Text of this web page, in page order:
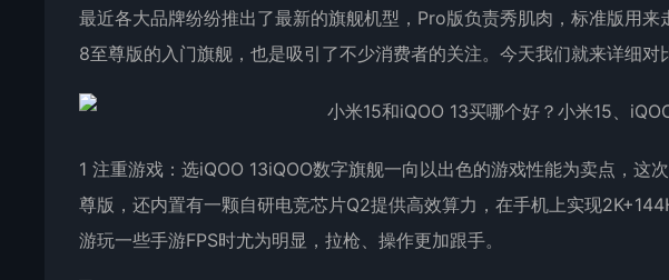
最近各大品牌纷纷推出了最新的旗舰机型，Pro版负责秀肌肉，标准版用来
8至尊版的入门旗舰，也是吸引了不少消费者的关注。今天我们就来详细对
1 注重游戏：选iQOO 13iQOO数字旗舰一向以出色的游戏性能为卖点，这
尊版，还内置有一颗自研电竞芯片Q2提供高效算力，在手机上实现
游玩一些手游FPS时尤为明显，拉枪、操作更加跟手。